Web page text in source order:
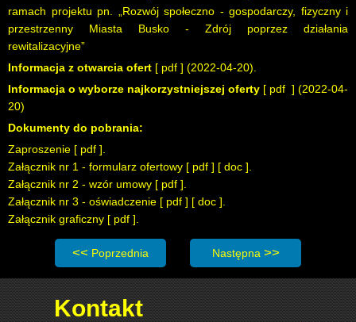
ramach projektu pn. „Rozwój społeczno - gospodarczy, fizyczny i
przestrzenny Miasta Busko - Zdrój poprzez działania
rewitalizacyjne”
Informacja z otwarcia ofert [ pdf ] (2022-04-20).
Informacja o wyborze najkorzystniejszej oferty [ pdf ] (2022-04-
20)
Dokumenty do pobrania:
Zaproszenie [ pdf ].
Załącznik nr 1 - formularz ofertowy [ pdf ] [ doc ].
Załącznik nr 2 - wzór umowy [ pdf ].
Załącznik nr 3 - oświadczenie [ pdf ] [ doc ].
Załącznik graficzny [ pdf ].
Poprzednia strona: Zaproszenie do składania ofert:
Poprzednia Następna strona:
Następna
Kontakt